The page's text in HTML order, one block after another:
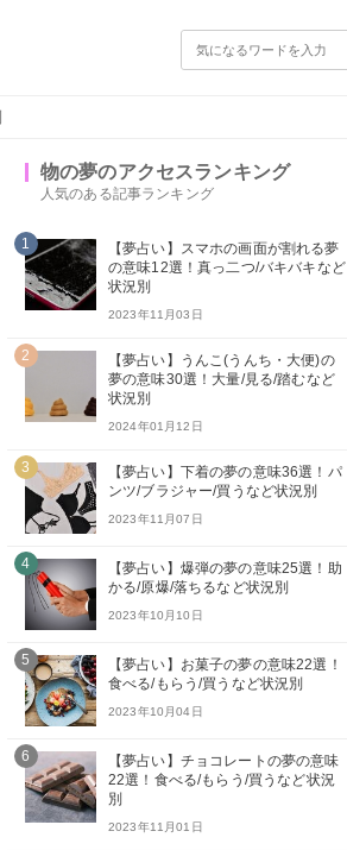
物の夢のアクセスランキング
人気のある記事ランキング
1
【夢占い】スマホの画面が割れる夢
の意味12選！真っ二つ/バキバキなど
状況別
2023年11月03日
2
【夢占い】うんこ(うんち・大便)の
夢の意味30選！大量/見る/踏むなど
状況別
2024年01月12日
3
【夢占い】下着の夢の意味36選！パ
ンツ/ブラジャー/買うなど状況別
2023年11月07日
4
【夢占い】爆弾の夢の意味25選！助
かる/原爆/落ちるなど状況別
2023年10月10日
5
【夢占い】お菓子の夢の意味22選！
食べる/もらう/買うなど状況別
2023年10月04日
6
【夢占い】チョコレートの夢の意味
22選！食べる/もらう/買うなど状況
別
2023年11月01日